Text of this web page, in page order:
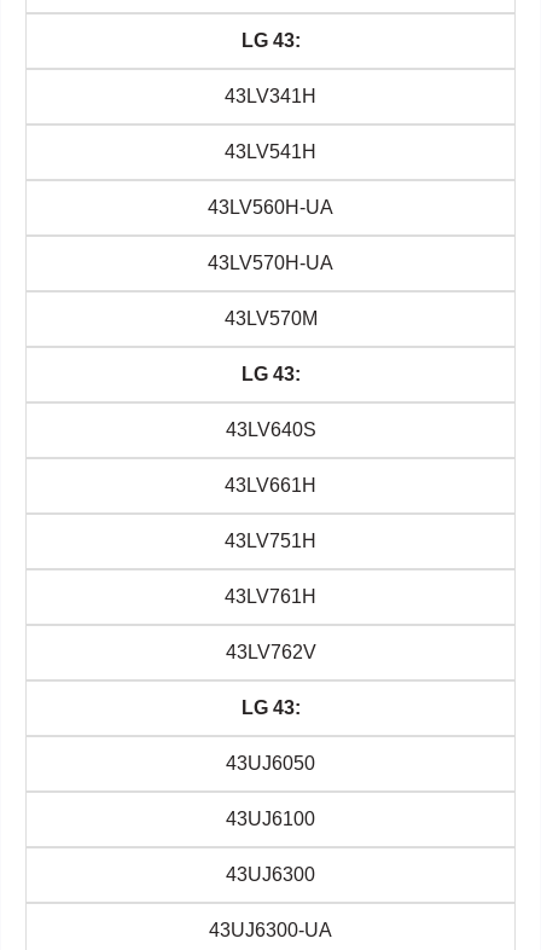
LG 43:
43LV341H
43LV541H
43LV560H-UA
43LV570H-UA
43LV570M
LG 43:
43LV640S
43LV661H
43LV751H
43LV761H
43LV762V
LG 43:
43UJ6050
43UJ6100
43UJ6300
43UJ6300-UA